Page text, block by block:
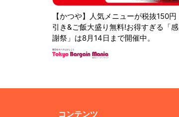
【かつや】人気メニューが税抜150円
引き&ご飯大盛り無料!お得すぎる「感
謝祭」は8月14日まで開催中。
コンテンツ